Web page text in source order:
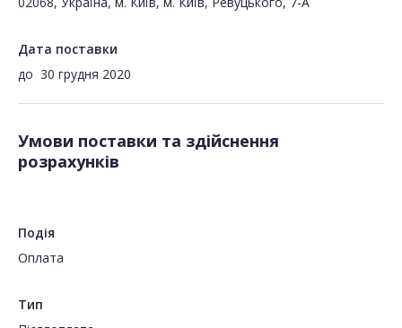
Дата поставки
до 30 грудня 2020
Умови поставки та здійснення
розрахунків
Подія
Оплата
Тип